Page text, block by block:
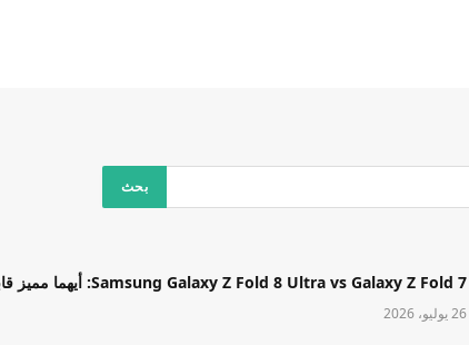
Samsung Galaxy Z Fold 8 Ultra vs Galaxy Z Fold 7: أيهما مميز قابل للطي يوفر قيمة أفضل
26 يوليو، 2026